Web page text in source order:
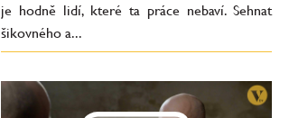
je hodně lidí, které ta práce nebaví. Sehnat
šikovného a...